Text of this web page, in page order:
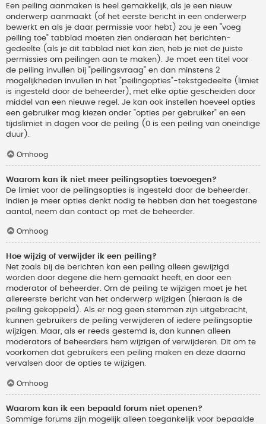
Een peiling aanmaken is heel gemakkelijk, als je een nieuw
onderwerp aanmaakt (of het eerste bericht in een onderwerp
bewerkt en als je daar permissie voor hebt) zou je een "voeg
peiling toe" tabblad moeten zien onderaan het berichten-
gedeelte (als je dit tabblad niet kan zien, heb je niet de juiste
permissies om peilingen aan te maken). Je moet een titel voor
de peiling invullen bij "peilingsvraag" en dan minstens 2
mogelijkheden invullen in het "peilingopties"-tekstgedeelte (limiet
is ingesteld door de beheerder), met elke optie gescheiden door
middel van een nieuwe regel. Je kan ook instellen hoeveel opties
een gebruiker mag kiezen onder "opties per gebruiker" en een
tijdslimiet in dagen voor de peiling (0 is een peiling van oneindige
duur).
Omhoog
Waarom kan ik niet meer peilingsopties toevoegen?
De limiet voor de peilingsopties is ingesteld door de beheerder.
Indien je meer opties denkt nodig te hebben dan het toegestane
aantal, neem dan contact op met de beheerder.
Omhoog
Hoe wijzig of verwijder ik een peiling?
Net zoals bij de berichten kan een peiling alleen gewijzigd
worden door degene die hem gemaakt heeft, en door een
moderator of beheerder. Om de peiling te wijzigen moet je het
allereerste bericht van het onderwerp wijzigen (hieraan is de
peiling gekoppeld). Als er nog geen stemmen zijn uitgebracht,
kunnen gebruikers de peiling verwijderen of iedere peilingsoptie
wijzigen. Maar, als er reeds gestemd is, dan kunnen alleen
moderators of beheerders hem wijzigen of verwijderen. Dit om te
voorkomen dat gebruikers een peiling maken en deze daarna
vervalsen door de opties te wijzigen.
Omhoog
Waarom kan ik een bepaald forum niet openen?
Sommige forums zijn mogelijk alleen toegankelijk voor bepaalde